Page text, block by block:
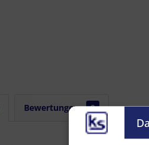
Bewertungen 0